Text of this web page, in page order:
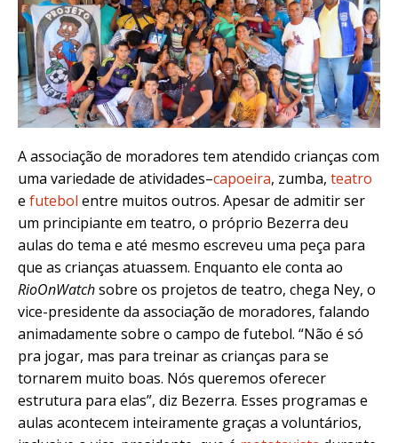
A associação de moradores tem atendido crianças com
uma variedade de atividades–capoeira, zumba, teatro
e futebol entre muitos outros. Apesar de admitir ser
um principiante em teatro, o próprio Bezerra deu
aulas do tema e até mesmo escreveu uma peça para
que as crianças atuassem. Enquanto ele conta ao
RioOnWatchsobre os projetos de teatro, chega Ney, o
vice-presidente da associação de moradores, falando
animadamente sobre o campo de futebol. “Não é só
pra jogar, mas para treinar as crianças para se
tornarem muito boas. Nós queremos oferecer
estrutura para elas”, diz Bezerra. Esses programas e
aulas acontecem inteiramente graças a voluntários,